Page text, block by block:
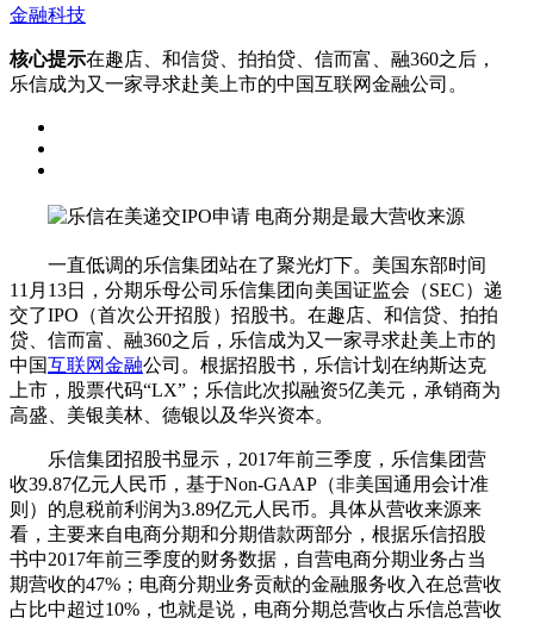
金融科技
核心提示在趣店、和信贷、拍拍贷、信而富、融360之后，
乐信成为又一家寻求赴美上市的中国互联网金融公司。
一直低调的乐信集团站在了聚光灯下。美国东部时间
11月13日，分期乐母公司乐信集团向美国证监会（SEC）递
交了IPO（首次公开招股）招股书。在趣店、和信贷、拍拍
贷、信而富、融360之后，乐信成为又一家寻求赴美上市的
中国互联网金融公司。根据招股书，乐信计划在纳斯达克
上市，股票代码“LX”；乐信此次拟融资5亿美元，承销商为
高盛、美银美林、德银以及华兴资本。
乐信集团招股书显示，2017年前三季度，乐信集团营
收39.87亿元人民币，基于Non-GAAP（非美国通用会计准
则）的息税前利润为3.89亿元人民币。具体从营收来源来
看，主要来自电商分期和分期借款两部分，根据乐信招股
书中2017年前三季度的财务数据，自营电商分期业务占当
期营收的47%；电商分期业务贡献的金融服务收入在总营收
占比中超过10%，也就是说，电商分期总营收占乐信总营收